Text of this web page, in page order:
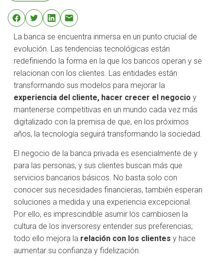
La banca se encuentra inmersa en un punto crucial de
evolución. Las tendencias tecnológicas están
redefiniendo la forma en la que los bancos operan y se
relacionan con los clientes. Las entidades están
transformando sus modelos para mejorar la
experiencia del cliente, hacer crecer el negocio y
mantenerse competitivas en un mundo cada vez más
digitalizado con la premisa de que, en los próximos
años, la tecnología seguirá transformando la sociedad.
El negocio de la banca privada es esencialmente de y
para las personas, y sus clientes buscan más que
servicios bancarios básicos. No basta solo con
conocer sus necesidades financieras, también esperan
soluciones a medida y una experiencia excepcional.
Por ello, es imprescindible asumir los cambiosen la
cultura de los inversoresy entender sus preferencias;
todo ello mejora la relación con los clientes y hace
aumentar su confianza y fidelización.